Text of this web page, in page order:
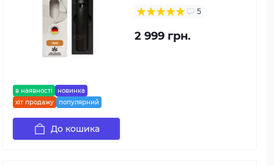
в наявності
новинка
хіт продажу
популярний
5
2 999 грн.
До кошика